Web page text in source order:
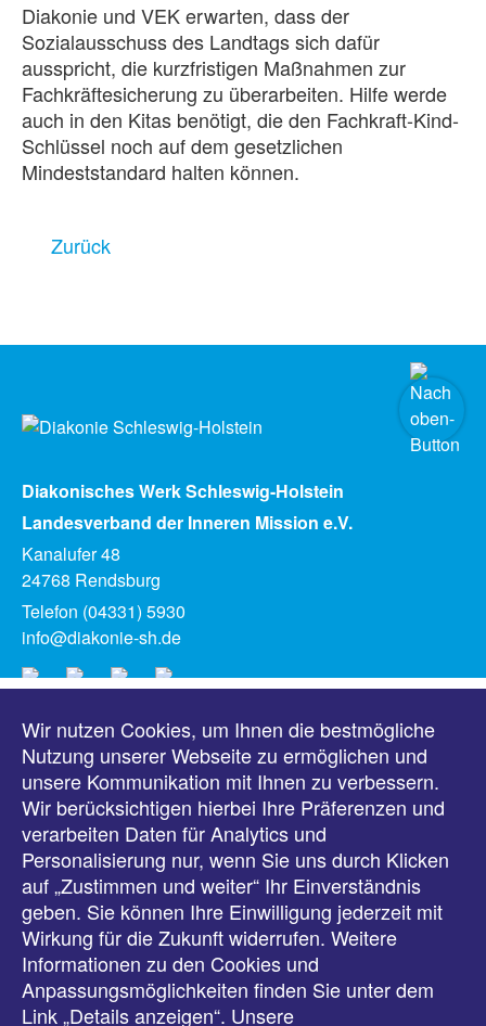
Diakonie und VEK erwarten, dass der
Sozialausschuss des Landtags sich dafür
ausspricht, die kurzfristigen Maßnahmen zur
Fachkräftesicherung zu überarbeiten. Hilfe werde
auch in den Kitas benötigt, die den Fachkraft-Kind-
Schlüssel noch auf dem gesetzlichen
Mindeststandard halten können.
Zurück
Diakonisches Werk Schleswig-Holstein
Landesverband der Inneren Mission e.V.
Kanalufer 48
24768 Rendsburg
Telefon (04331) 5930
info@diakonie-sh.de
Meldungen
Veranstaltungen
Downloads
Presse
Karriere
Kontakt
Wir nutzen Cookies, um Ihnen die bestmögliche
Nutzung unserer Webseite zu ermöglichen und
unsere Kommunikation mit Ihnen zu verbessern.
Wir berücksichtigen hierbei Ihre Präferenzen und
verarbeiten Daten für Analytics und
Personalisierung nur, wenn Sie uns durch Klicken
auf „Zustimmen und weiter“ Ihr Einverständnis
geben. Sie können Ihre Einwilligung jederzeit mit
Wirkung für die Zukunft widerrufen. Weitere
Informationen zu den Cookies und
Anpassungsmöglichkeiten finden Sie unter dem
Link „Details anzeigen“. Unsere